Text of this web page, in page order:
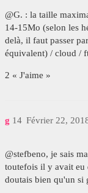
@G. : la taille
14-15Mo (selon les
delà, il faut passer
équivalent) / cloud /
2 « J'aime »
g Février 22,
14
@stefbeno, je sais
toutefois il y avait eu
doutais bien qu'un si